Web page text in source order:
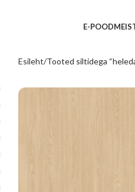
E-POOD
Esileht Tooted siltidega